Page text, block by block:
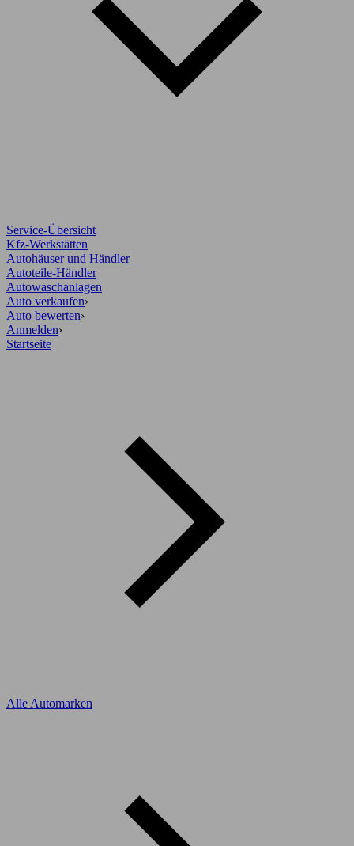
Service-Übersicht
Kfz-Werkstätten
Autohäuser und Händler
Autoteile-Händler
Autowaschanlagen
Auto verkaufen›
Auto bewerten›
Anmelden›
Startseite
Alle Automarken